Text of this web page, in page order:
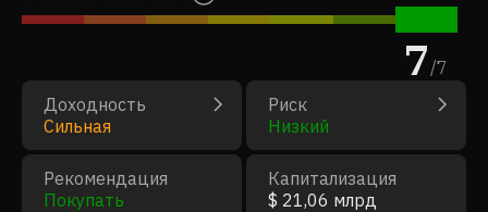
7/7
Доходность
Сильная
Риск
Низкий
Рекомендация
Покупать
Капитализация
$ 21,06 млрд